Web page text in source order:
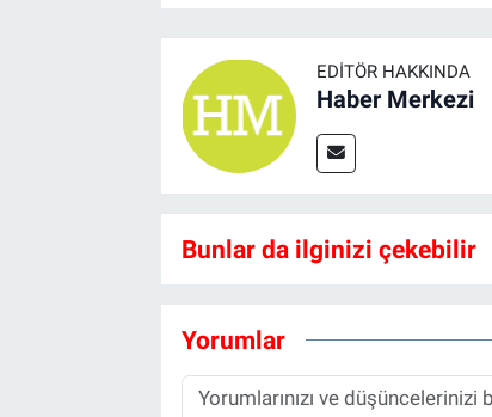
EDITÖR HAKKINDA
Haber Merkezi
Bunlar da ilginizi çekebilir
Yorumlar